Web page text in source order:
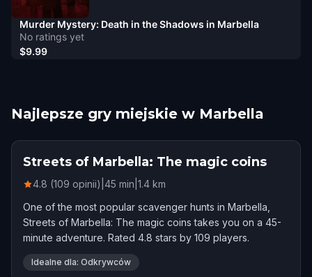
No ratings yet
Murder Mystery: Death in the Shadows in Marbella
$9.99
Najlepsze gry miejskie w Marbella
Streets of Marbella: The magic coins
4.8 (109 opinii) 45 min 1.4 km
One of the most popular scavenger hunts in Marbella,
Streets of Marbella: The magic coins takes you on a 45-
minute adventure. Rated 4.8 stars by 109 players.
Idealne dla: Odkrywców